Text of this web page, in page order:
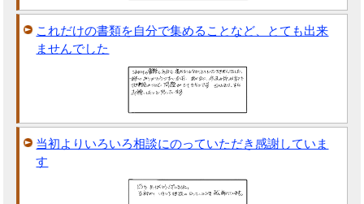
これだけの書類を自分で集めることなど、とても出来
ませんでした
当初よりいろいろ相談にのっていただき感謝していま
す